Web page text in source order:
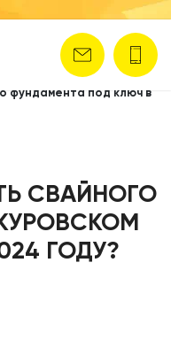
фундамента под ключ в
СВАЙНОГО
ГОДУ?